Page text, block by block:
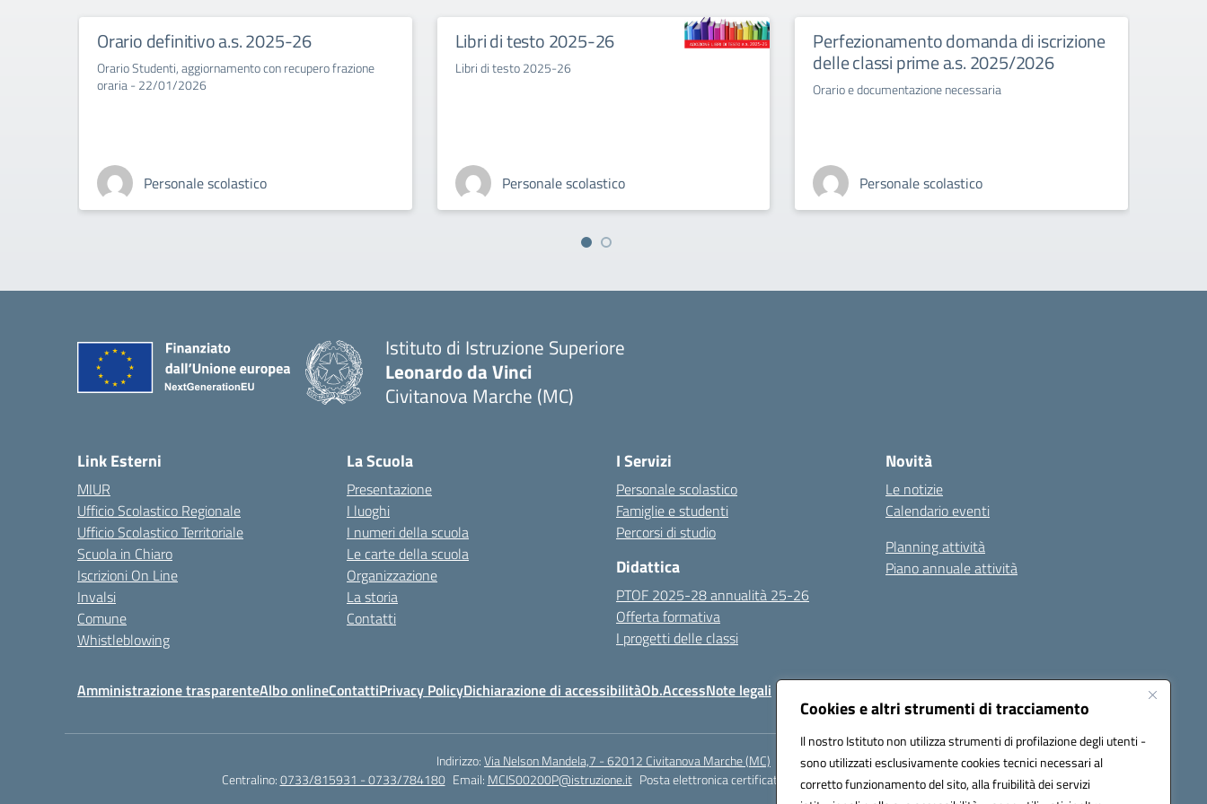
Cookies e altri strumenti di tracciamento
Il nostro Istituto non utilizza strumenti di profilazione degli utenti -
sono utilizzati esclusivamente cookies tecnici necessari al
corretto funzionamento del sito, alla fruibilità dei servizi
Orario definitivo a.s. 2025-26
Orario Studenti, aggiornamento con recupero frazione
oraria - 22/01/2026
Personale scolastico
Libri di testo 2025-26
Libri di testo 2025-26
Personale scolastico
Perfezionamento domanda di iscrizione
delle classi prime a.s. 2025/2026
Orario e documentazione necessaria
Personale scolastico
Istituto di Istruzione Superiore
Leonardo da Vinci
Civitanova Marche (MC)
Link Esterni
MIUR
Ufficio Scolastico Regionale
Ufficio Scolastico Territoriale
Scuola in Chiaro
Iscrizioni On Line
Invalsi
Comune
Whistleblowing
La Scuola
Presentazione
I luoghi
I numeri della scuola
Le carte della scuola
Organizzazione
La storia
Contatti
I Servizi
Personale scolastico
Famiglie e studenti
Percorsi di studio
Didattica
PTOF 2025-28 annualità 25-26
Offerta formativa
I progetti delle classi
Novità
Le notizie
Calendario eventi
Planning attività
Piano annuale attività
Amministrazione trasparenteAlbo onlineContattiPrivacy PolicyDichiarazione di accessibilitàOb.AccessNote legali Seguici su:
Indirizzo:Via Nelson Mandela,7 - 62012 Civitanova Marche (MC)
Centralino:0733/815931 - 0733/784180 Email: MCIS00200P@istruzione.it Posta elettronica certificata (PEC):MCIS00200P@pec.istruzione.it